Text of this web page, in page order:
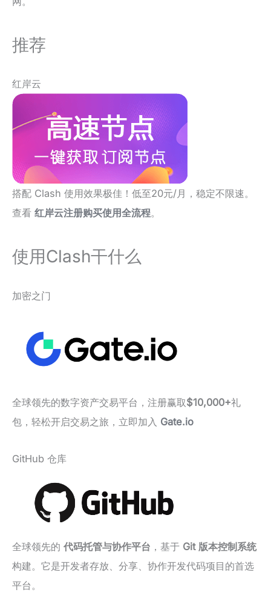
推荐
红岸云
搭配 Clash 使用效果极佳！低至20元/月，稳定不限速。
查看 红岸云注册购买使用全流程。
使用Clash干什么
加密之门
全球领先的数字资产交易平台，注册赢取$10,000+礼
包，轻松开启交易之旅，立即加入 Gate.io
GitHub 仓库
全球领先的 代码托管与协作平台 ，基于 Git 版本控制系统
构建。它是开发者存放、分享、协作开发代码项目的首选
平台。